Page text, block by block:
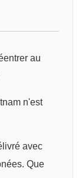
au
n'est
avec
Que